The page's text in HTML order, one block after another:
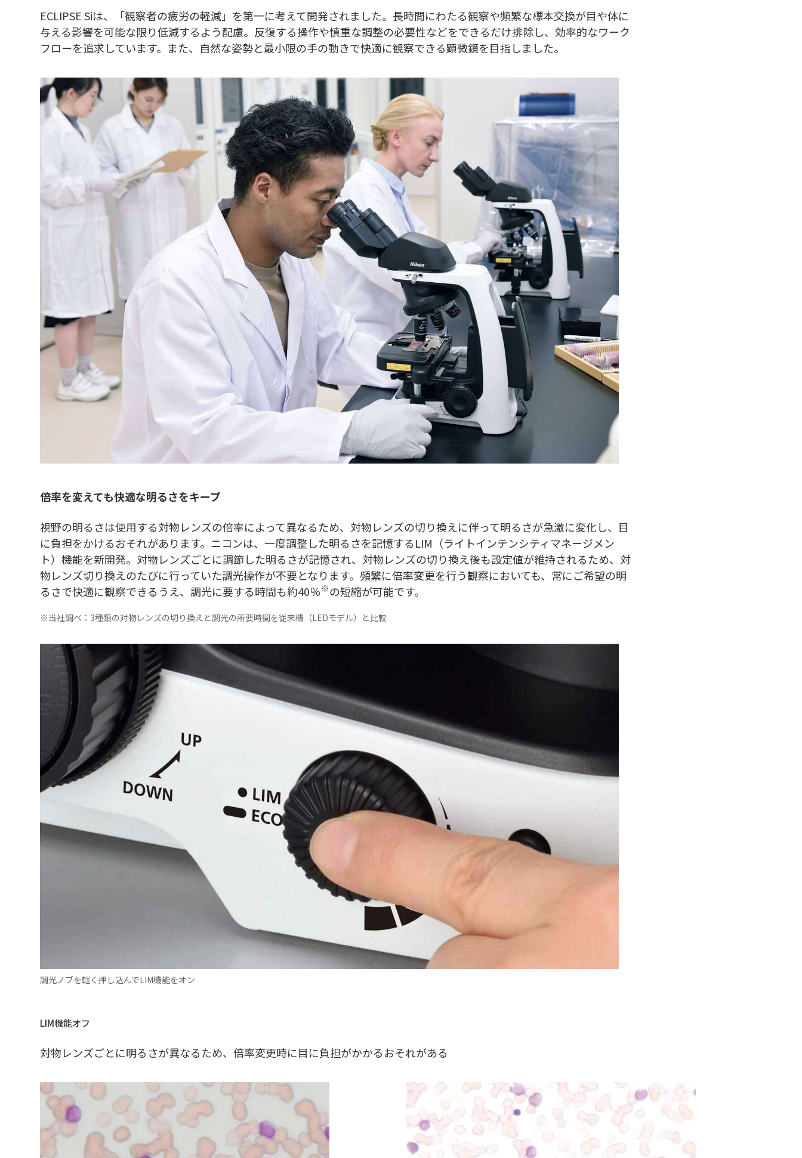
ECLIPSE Siは、「観察者の疲労の軽減」を第一に考えて開発されました。長時間にわたる観察や頻繁な標本交換が目や体に
与える影響を可能な限り低減するよう配慮。反復する操作や慎重な調整の必要性などをできるだけ排除し、効率的なワーク
フローを追求しています。また、自然な姿勢と最小限の手の動きで快適に観察できる顕微鏡を目指しました。
倍率を変えても快適な明るさをキープ
視野の明るさは使用する対物レンズの倍率によって異なるため、対物レンズの切り換えに伴って明るさが急激に変化し、目
に負担をかけるおそれがあります。ニコンは、一度調整した明るさを記憶するLIM（ライトインテンシティマネージメン
ト）機能を新開発。対物レンズごとに調節した明るさが記憶され、対物レンズの切り換え後も設定値が維持されるため、対
物レンズ切り換えのたびに行っていた調光操作が不要となります。頻繁に倍率変更を行う観察においても、常にご希望の明
るさで快適に観察できるうえ、調光に要する時間も約40％※の短縮が可能です。
※当社調べ：3種類の対物レンズの切り換えと調光の所要時間を従来機（LEDモデル）と比較
調光ノブを軽く押し込んでLIM機能をオン
LIM機能オフ
対物レンズごとに明るさが異なるため、倍率変更時に目に負担がかかるおそれがある